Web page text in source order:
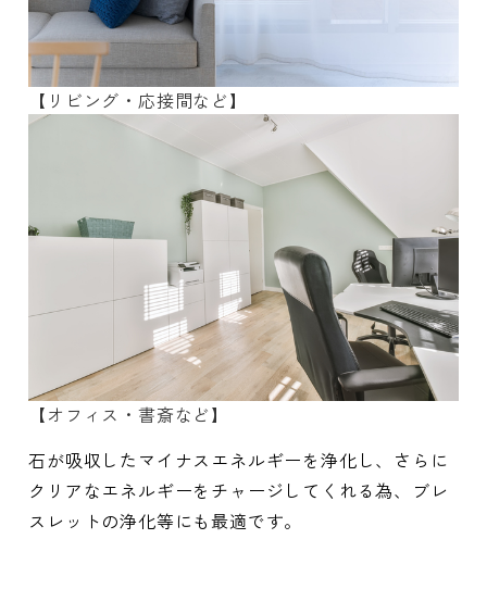
【リビング・応接間など】
【オフィス・書斎など】
石が吸収したマイナスエネルギーを浄化し、さらに
クリアなエネルギーをチャージしてくれる為、ブレ
スレットの浄化等にも最適です。